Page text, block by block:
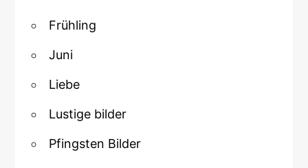
Frühling
Juni
Liebe
Lustige bilder
Pfingsten Bilder